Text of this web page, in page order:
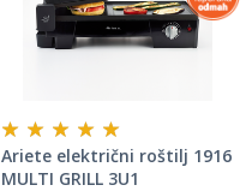
Ariete električni roštilj 1916
MULTI GRILL 3U1